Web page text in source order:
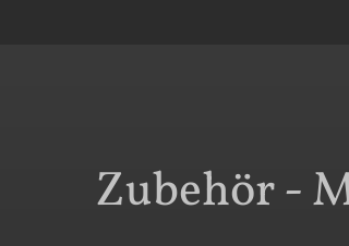
Zubehör -